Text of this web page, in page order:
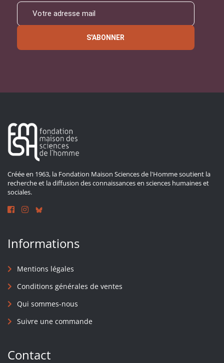
S'ABONNER
Créée en 1963, la Fondation Maison Sciences de l'Homme soutient la
recherche et la diffusion des connaissances en sciences humaines et
sociales.
Informations
Mentions légales
Conditions générales de ventes
Qui sommes-nous
Suivre une commande
Contact